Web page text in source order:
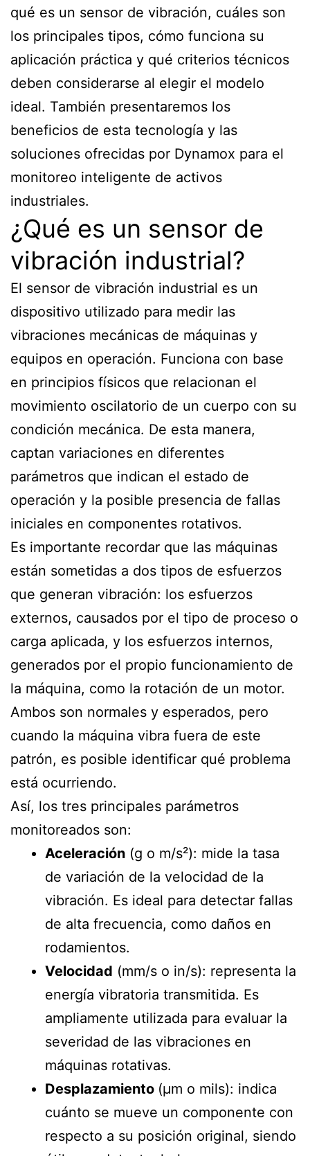
qué es un sensor de vibración, cuáles son
los principales tipos, cómo funciona su
aplicación práctica y qué criterios técnicos
deben considerarse al elegir el modelo
ideal. También presentaremos los
beneficios de esta tecnología y las
soluciones ofrecidas por Dynamox para el
monitoreo inteligente de activos
industriales.
¿Qué es un sensor de
vibración industrial?
El sensor de vibración industrial es un
dispositivo utilizado para medir las
vibraciones mecánicas de máquinas y
equipos en operación. Funciona con base
en principios físicos que relacionan el
movimiento oscilatorio de un cuerpo con su
condición mecánica. De esta manera,
captan variaciones en diferentes
parámetros que indican el estado de
operación y la posible presencia de fallas
iniciales en componentes rotativos.
Es importante recordar que las máquinas
están sometidas a dos tipos de esfuerzos
que generan vibración: los esfuerzos
externos, causados por el tipo de proceso o
carga aplicada, y los esfuerzos internos,
generados por el propio funcionamiento de
la máquina, como la rotación de un motor.
Ambos son normales y esperados, pero
cuando la máquina vibra fuera de este
patrón, es posible identificar qué problema
está ocurriendo.
Así, los tres principales parámetros
monitoreados son:
Aceleración (g o m/s²): mide la tasa
de variación de la velocidad de la
vibración. Es ideal para detectar fallas
de alta frecuencia, como daños en
rodamientos.
Velocidad (mm/s o in/s): representa la
energía vibratoria transmitida. Es
ampliamente utilizada para evaluar la
severidad de las vibraciones en
máquinas rotativas.
Desplazamiento (µm o mils): indica
cuánto se mueve un componente con
respecto a su posición original, siendo